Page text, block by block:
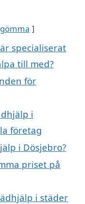
gömma
specialiserat
till med?
för
i
företag
i Dösjebro?
priset på
i städer